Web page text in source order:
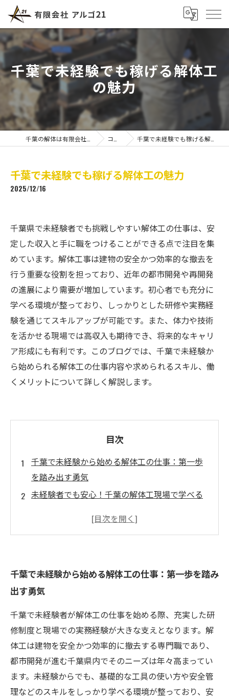
千葉で未経験でも稼げる解体工
の魅力
コラム 千葉で未経験でも稼げる解体工の魅力
千葉で未経験でも稼げる解体工の魅力
2025/12/16
千葉県で未経験者でも挑戦しやすい解体工の仕事は、安
定した収入と手に職をつけることができる点で注目を集
めています。解体工事は建物の安全かつ効率的な撤去を
行う重要な役割を担っており、近年の都市開発や再開発
の進展により需要が増加しています。初心者でも充分に
学べる環境が整っており、しっかりとした研修や実務経
験を通じてスキルアップが可能です。また、体力や技術
を活かせる現場では高収入も期待でき、将来的なキャリ
ア形成にも有利です。このブログでは、千葉で未経験か
ら始められる解体工の仕事内容や求められるスキル、働
くメリットについて詳しく解説します。
目次
千葉で未経験から始める解体工の仕事：第一歩
を踏み出す勇気
未経験者でも安心！千葉の解体工現場で学べる
現場での成長物語：千葉で解体工として身に付
を実現する方法
将来を見据えたキャリア形成：千葉の解体工で
安定した生活を築く
千葉の解体工求人事情とは？未経験OKの魅力を
探る
未経験でも稼げる千葉の解体工の魅力と働くメ
リットまとめ
千葉で未経験から始める解体工の仕事：第一歩を踏み
出す勇気
千葉で未経験者が解体工の仕事を始める際、充実した研
修制度と現場での実務経験が大きな支えとなります。解
体工は建物を安全かつ効率的に撤去する専門職であり、
都市開発が進む千葉県内でそのニーズは年々高まってい
ます。未経験からでも、基礎的な工具の使い方や安全管
理などのスキルをしっかり学べる環境が整っており、安